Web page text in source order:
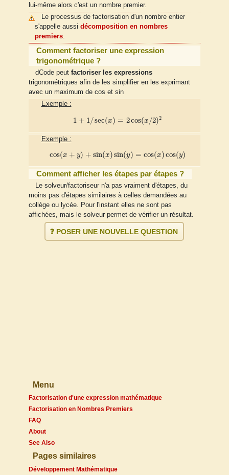
lui-même alors c'est un nombre premier.
Le processus de factorisation d'un nombre entier
s'appelle aussi décomposition en nombres
premiers.
Comment factoriser une expression
trigonométrique ?
dCode peut factoriser les expressions
trigonométriques afin de les simplifier en les exprimant
avec un maximum de cos et sin
Exemple :
1 + 1/sec(x) = 2cos(x /2)2
+1 / ( ) cos x/ )2
Exemple :
cos(x + y) + sin(x) sin(y) = cos(x)cos(y)
cos ( +y + sin (x )sin y = )cos )
Comment afficher les étapes par étapes ?
Le solveur/factoriseur n'a pas vraiment d'étapes, du
moins pas d'étapes similaires à celles demandées au
collège ou lycée. Pour l'instant elles ne sont pas
affichées, mais le solveur permet de vérifier un résultat.
❓ POSER UNE NOUVELLE QUESTION
Menu
Factorisation d'une expression mathématique
Factorisation en Nombres Premiers
FAQ
About
See Also
Pages similaires
Développement Mathématique